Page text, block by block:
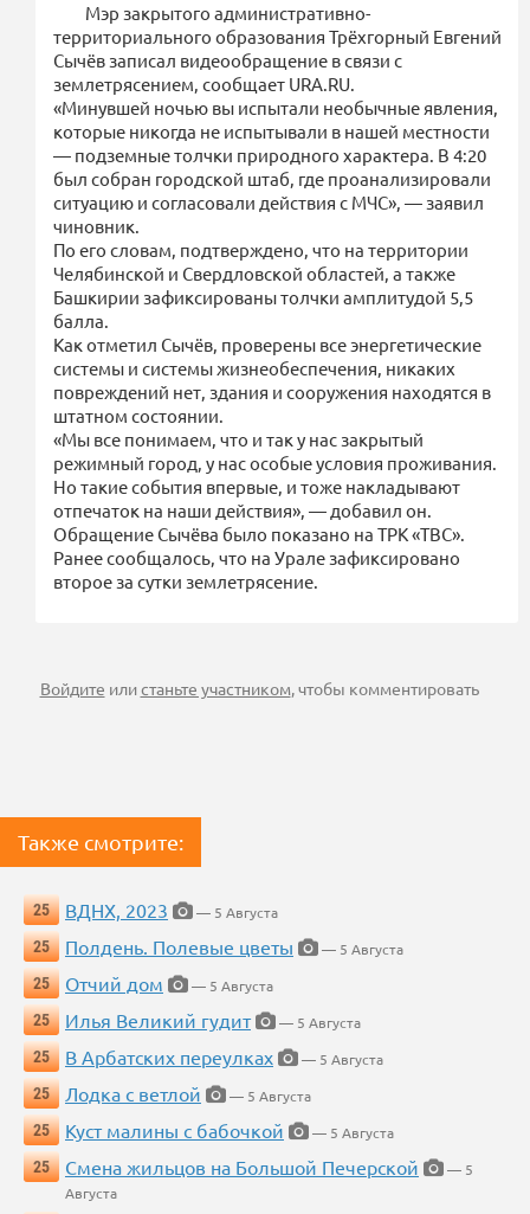
Мэр закрытого административно-
территориального образования Трёхгорный Евгений
Сычёв записал видеообращение в связи с
землетрясением, сообщает URA.RU.
«Минувшей ночью вы испытали необычные явления,
которые никогда не испытывали в нашей местности
— подземные толчки природного характера. В 4:20
был собран городской штаб, где проанализировали
ситуацию и согласовали действия с МЧС», — заявил
чиновник.
По его словам, подтверждено, что на территории
Челябинской и Свердловской областей, а также
Башкирии зафиксированы толчки амплитудой 5,5
балла.
Как отметил Сычёв, проверены все энергетические
системы и системы жизнеобеспечения, никаких
повреждений нет, здания и сооружения находятся в
штатном состоянии.
«Мы все понимаем, что и так у нас закрытый
режимный город, у нас особые условия проживания.
Но такие события впервые, и тоже накладывают
отпечаток на наши действия», — добавил он.
Обращение Сычёва было показано на ТРК «ТВС».
Ранее сообщалось, что на Урале зафиксировано
второе за сутки землетрясение.
Войдите илистаньте участником, чтобы комментировать
Также смотрите:
25 ВДНХ, 2023
— 5 Августа
25
Полдень. Полевые цветы
— 5 Августа
25
Отчий дом
— 5 Августа
25
Илья Великий гудит
— 5 Августа
25
В Арбатских переулках
— 5 Августа
25
Лодка с ветлой
— 5 Августа
25
Куст малины с бабочкой
— 5 Августа
25
Смена жильцов на Большой Печерской
— 5
Августа